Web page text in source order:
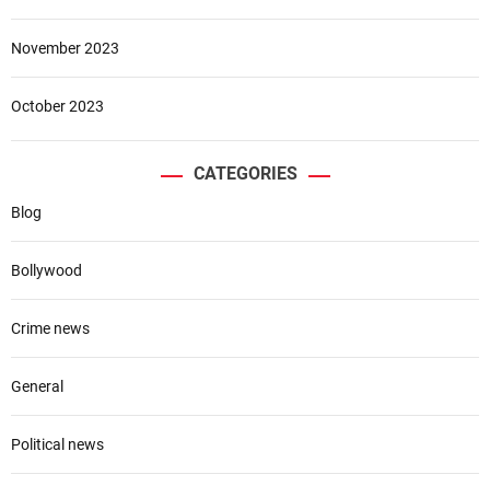
November 2023
October 2023
CATEGORIES
Blog
Bollywood
Crime news
General
Political news